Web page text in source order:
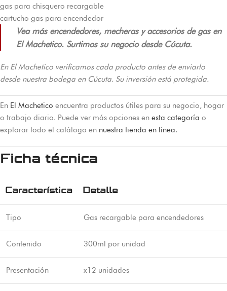
gas para chisquero recargable
cartucho gas para encendedor
Vea más encendedores, mecheras y accesorios de gas en
El Machetico. Surtimos su negocio desde Cúcuta.
En El Machetico verificamos cada producto antes de enviarlo
desde nuestra bodega en Cúcuta. Su inversión está protegida.
En El Machetico encuentra productos útiles para su negocio, hogar
o trabajo diario. Puede ver más opciones en esta categoría o
explorar todo el catálogo en nuestra tienda en línea.
Ficha técnica
Característica Detalle
Tipo Gas recargable para encendedores
Contenido 300ml por unidad
Presentación x12 unidades